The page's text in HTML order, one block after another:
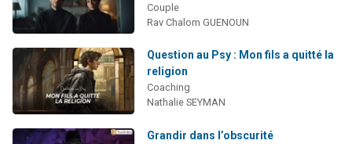
Couple
Rav Chalom GUENOUN
Question au Psy : Mon fils a quitté la
religion
Coaching
Nathalie SEYMAN
Grandir dans l’obscurité